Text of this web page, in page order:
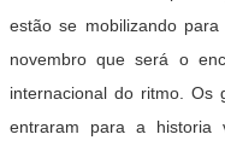
estão se mobilizando
novembro que será o
internacional do ritmo. Os
entraram para a